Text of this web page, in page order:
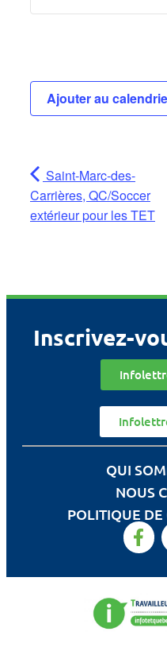
Ajouter au
Saint-Marc-des-
Carrières, QC/Soccer
extérieur pour les TET
Inscrivez-
QUI
NOUS
POLITIQUE